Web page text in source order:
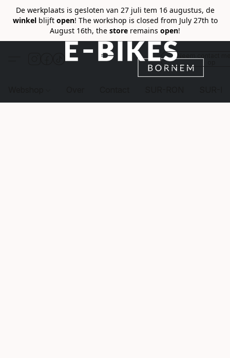
De werkplaats is gesloten van 27 juli tem 16 augustus, de
winkelblijft open! The workshop is closed from July 27th to
August 16th, the store remains open!
Neem contact